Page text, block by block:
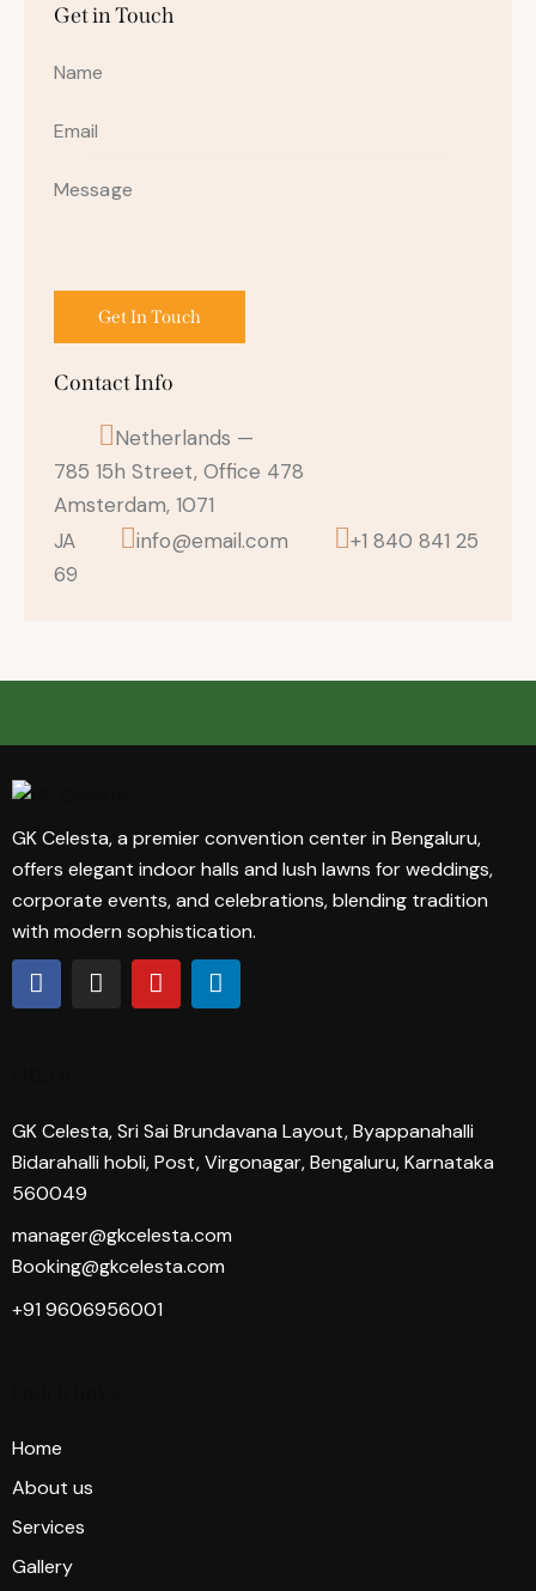
Get in Touch
Contact Info
Netherlands —
785 15h Street, Office 478
Amsterdam, 1071
JA
info@email.com
+1 840 841 25
69
GK Celesta, a premier convention center in Bengaluru,
offers elegant indoor halls and lush lawns for weddings,
corporate events, and celebrations, blending tradition
with modern sophistication.
GK Celesta, Sri Sai Brundavana Layout, Byappanahalli
Bidarahalli hobli, Post, Virgonagar, Bengaluru, Karnataka
560049
manager@gkcelesta.com
Booking@gkcelesta.com
+91 9606956001
Home
About us
Services
Gallery